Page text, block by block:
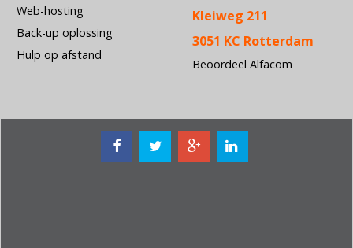
Web-hosting
Back-up oplossing
Hulp op afstand
Kleiweg 211
3051 KC Rotterdam
Beoordeel Alfacom